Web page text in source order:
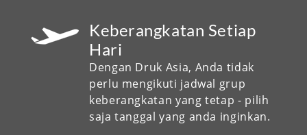
Keberangkatan Setiap
Hari
Dengan Druk Asia, Anda tidak
perlu mengikuti jadwal grup
keberangkatan yang tetap - pilih
saja tanggal yang anda inginkan.